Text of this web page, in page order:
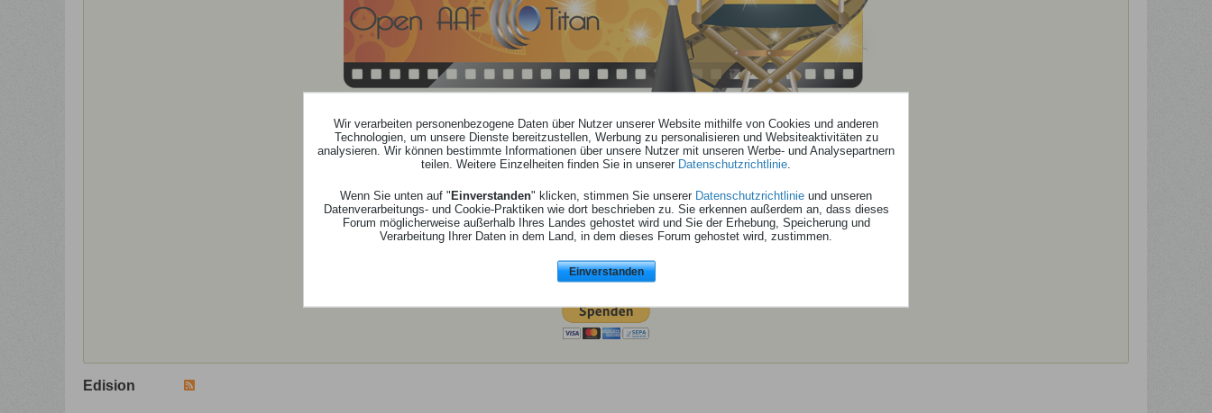
open AAF Image 2.07
zum Board - Spendenthread 2026
Edision
Wir verarbeiten personenbezogene Daten über Nutzer unserer Website mithilfe von Cookies und anderen
Technologien, um unsere Dienste bereitzustellen, Werbung zu personalisieren und Websiteaktivitäten zu
analysieren. Wir können bestimmte Informationen über unsere Nutzer mit unseren Werbe- und Analysepartnern
teilen. Weitere Einzelheiten finden Sie in unserer Datenschutzrichtlinie
Wenn Sie unten auf "Einverstanden" klicken, stimmen Sie unserer Datenschutzrichtlinie und unseren
Datenverarbeitungs- und Cookie-Praktiken wie dort beschrieben zu. Sie erkennen außerdem an, dass dieses
Forum möglicherweise außerhalb Ihres Landes gehostet wird und Sie der Erhebung, Speicherung und
Verarbeitung Ihrer Daten in dem Land, in dem dieses Forum gehostet wird, zustimmen.
Einverstanden